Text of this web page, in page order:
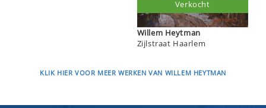
Willem Heytman
Zijlstraat Haarlem
Verkocht
KLIK HIER VOOR MEER WERKEN VAN WILLEM HEYTMAN